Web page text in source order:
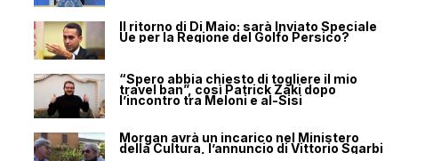
Il ritorno di Di Maio: sarà Inviato Speciale
Ue per la Regione del Golfo Persico?
“Spero abbia chiesto di togliere il mio
travel ban”, così Patrick Zaki dopo
l’incontro tra Meloni e al-Sisi
Morgan avrà un incarico nel Ministero
della Cultura, l’annuncio di Vittorio Sgarbi